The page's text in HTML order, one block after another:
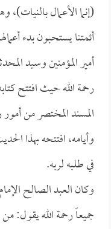
(إنما الأعمال
أئمتنا يستحبون بدء
أمير المؤمنين وسيد
رحمة الله حيث افتتح
المسند المختصر من
وأيامه، افتتحه بهذا
في طلبه لربه.
وكان العبد الصالح
جميعاً رحمة الله يقول: